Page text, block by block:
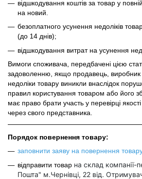
відшкодування коштів за товар у
на новий.
безоплатного усунення недоліків
(до 14 днів);
відшкодування витрат на усунення
Вимоги споживача, передбачені цією
задоволенню, якщо продавець,
недоліки товару виникли внаслідок
правил користування товаром або його
має право брати участь у перевірці
через свого представника.
Порядок повернення товару:
заповнити заяву на повернення
відправити товар на склад компанії-
Пошта" м.Чернівці, 22 від.